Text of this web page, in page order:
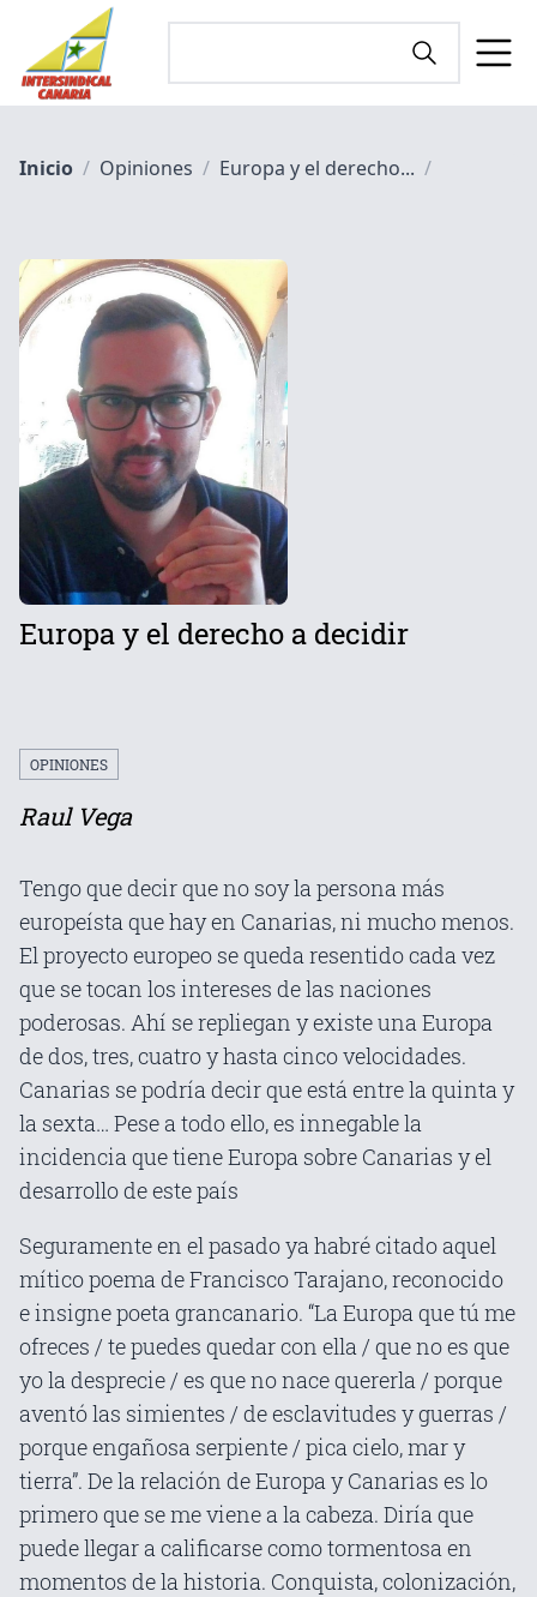
Inicio / Opiniones / Europa y el derecho... /
Europa y el derecho a decidir
OPINIONES
Raul Vega
Tengo que decir que no soy la persona más
europeísta que hay en Canarias, ni mucho menos.
El proyecto europeo se queda resentido cada vez
que se tocan los intereses de las naciones
poderosas. Ahí se repliegan y existe una Europa
de dos, tres, cuatro y hasta cinco velocidades.
Canarias se podría decir que está entre la quinta y
la sexta… Pese a todo ello, es innegable la
incidencia que tiene Europa sobre Canarias y el
desarrollo de este país
Seguramente en el pasado ya habré citado aquel
mítico poema de Francisco Tarajano, reconocido
e insigne poeta grancanario. “La Europa que tú me
ofreces / te puedes quedar con ella / que no es que
yo la desprecie / es que no nace quererla / porque
aventó las simientes / de esclavitudes y guerras /
porque engañosa serpiente / pica cielo, mar y
tierra”. De la relación de Europa y Canarias es lo
primero que se me viene a la cabeza. Diría que
puede llegar a calificarse como tormentosa en
momentos de la historia. Conquista, colonización,